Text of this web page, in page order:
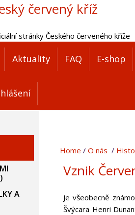
červený kříž
stránky Českého červeného kříže
Aktuality FAQ E-shop
Home O nás
Vznik
Je všeobecně
Švýcara Henri
A